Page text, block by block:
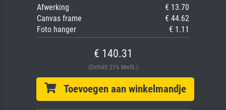
Afwerking
€ 13.70
Canvas frame
€ 44.62
Foto hanger
€ 1.11
€ 140.31
(Enthält 21% MwSt.)
Toevoegen aan winkelmandje